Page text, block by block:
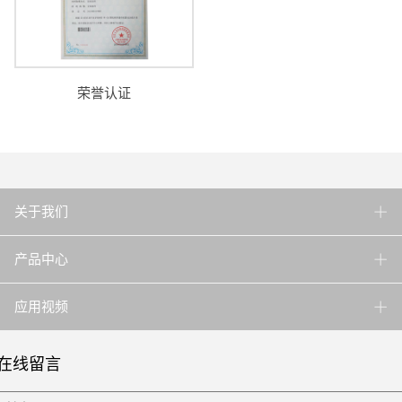
荣誉认证
关于我们
产品中心
应用视频
线留言